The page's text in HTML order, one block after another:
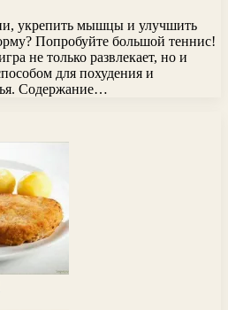
укрепить мышцы и улучшить
Попробуйте большой теннис!
не только развлекает, но и
для похудения и
Содержание…